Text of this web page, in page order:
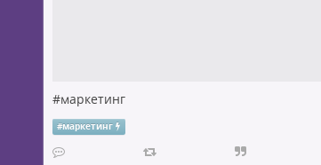
#маркетинг
#маркетинг